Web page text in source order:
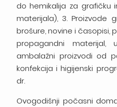
do hemikalija za grafičku
materijala), 3. Proizvode
brošure, novine i časopisi,
propagandni materijal,
ambalažni proizvodi od
konfekcija i higijenski
dr.
Ovogodišnji počasni